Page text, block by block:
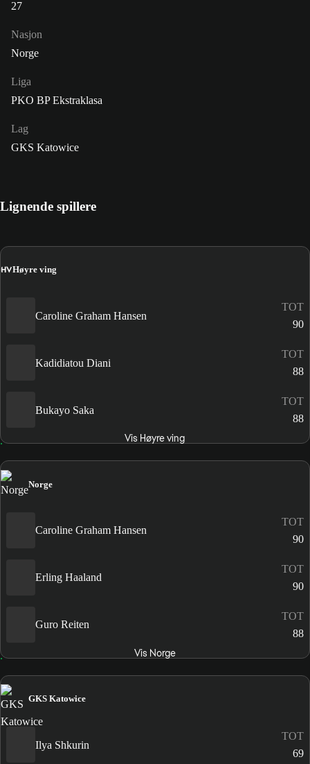
27
Nasjon
Norge
Liga
PKO BP Ekstraklasa
Lag
GKS Katowice
Lignende spillere
HVHøyre ving
Caroline Graham Hansen
TOT
90
Kadidiatou Diani
TOT
88
Bukayo Saka
TOT
88
Vis Høyre ving
Norge
Caroline Graham Hansen
TOT
90
Erling Haaland
TOT
90
Guro Reiten
TOT
88
Vis Norge
GKS Katowice
Ilya Shkurin
TOT
69